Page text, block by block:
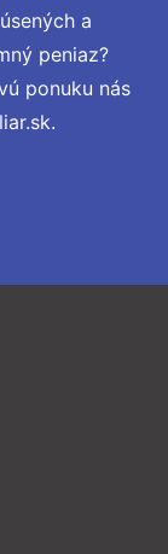
a
peniaz?
ponuku nás